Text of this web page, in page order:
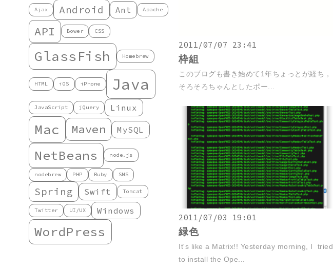
Ajax Android Ant Apache
API Bower CSS
GlassFish Homebrew
HTML iOS iPhone Java
JavaScript jQuery Linux
Mac Maven MySQL
NetBeans node.js
nodebrew PHP Ruby SNS
Spring Swift Tomcat
Twitter UI/UX Windows
WordPress
2011/07/07 23:41
枠組
このブログも書き始めて1年ちょっとが経ち，
そろそろちゃんとしたポー...
2011/07/03 19:01
緑色
It's like a Matrix!! Yesterday morning, I tried
to install the Ope...